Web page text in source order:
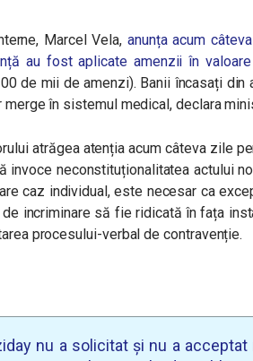
Marcel Vela, anunța acum
au fost aplicate amenzii în
de mii de amenzi). Banii încasați
merge în sistemul medical, declara
atrăgea atenția acum câteva zile
invoce neconstituționalitatea actului
caz individual, este necesar ca
incriminare să fie ridicată în fața
procesului-verbal de contravenție.
nu a solicitat și nu a